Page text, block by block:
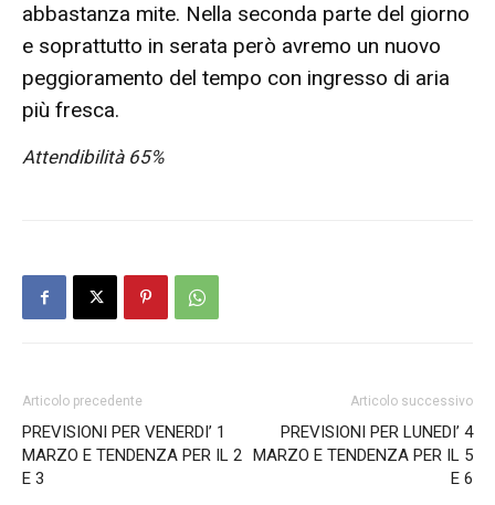
abbastanza mite. Nella seconda parte del giorno
e soprattutto in serata però avremo un nuovo
peggioramento del tempo con ingresso di aria
più fresca.
Attendibilità 65%
Articolo precedente
PREVISIONI PER VENERDI’ 1
MARZO E TENDENZA PER IL 2
E 3
Articolo successivo
PREVISIONI PER LUNEDI’ 4
MARZO E TENDENZA PER IL 5
E 6